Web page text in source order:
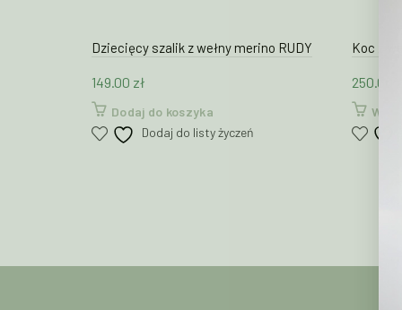
Dziecięcy szalik z wełny merino RUDY
149.00 zł
Dodaj do koszyka
Dodaj do listy życzeń
Koc z
250.00